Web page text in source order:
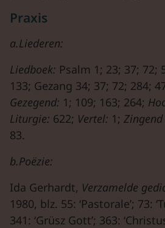
Praxis
a.Liederen:
Liedboek: Psalm 1; 23; 37; 72;
133; Gezang 34; 37; 72; 284;
Gezegend: 1; 109; 163; 264;
Liturgie: 622; Vertel: 1;
83.
b.Poëzie:
Ida Gerhardt, Verzamelde
1980, blz. 55: ‘Pastorale’; 73:
341: ‘Grüsz Gott’; 363: